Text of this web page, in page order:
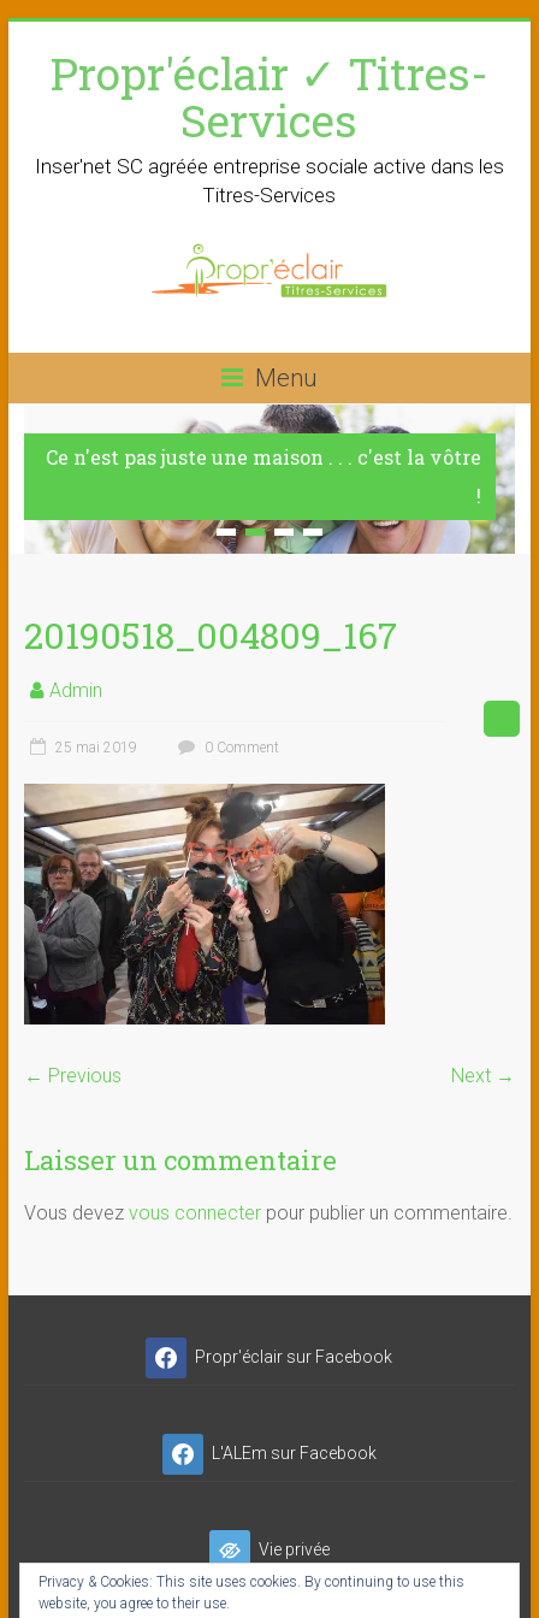
contentPropr'éclair ✓ Titres-
Services
Inser'net SC agréée entreprise sociale active dans les
Titres-Services
Menu
Ce n'est pas juste une maison . . . c'est la vôtre
!
20190518_004809_167
Admin
25 mai 2019 0 Comment
← Previous Next →
Laisser un commentaire
Vous devez vous connecterpour publier un commentaire.
Propr'éclair sur Facebook
L'ALEm sur Facebook
Vie privée
Privacy & Cookies: This site uses cookies. By continuing to use this
website, you agree to their use.